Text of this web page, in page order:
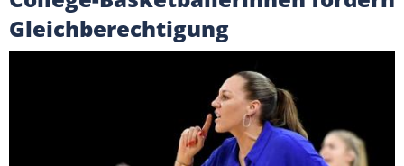
Gleichberechtigung